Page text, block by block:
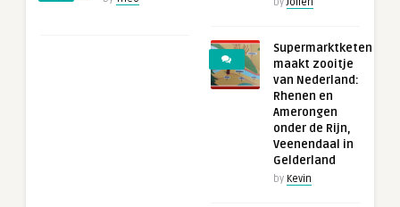
byJolien
Supermarktketen
maakt zooitje
van Nederland:
Rhenen en
Amerongen
onder de Rijn,
Veenendaal in
Gelderland
by Kevin